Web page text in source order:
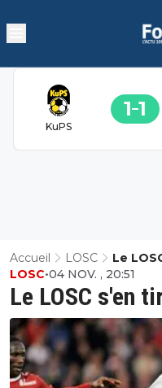
KuPS
1 1
Accueil LOSC Le
Le LOSC s'en
LOSC•04 NOV. , 20:51